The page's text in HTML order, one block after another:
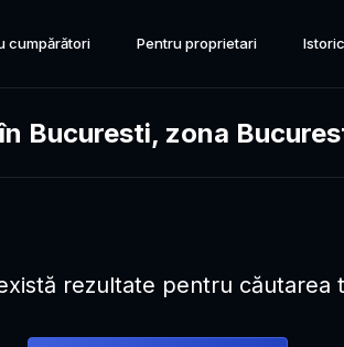
cumpărători Pentru proprietari
Bucuresti, zona
rezultate pentru căutarea